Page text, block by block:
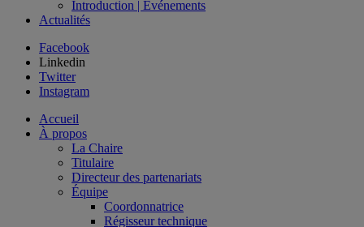
Introduction | Événements
Actualités
Facebook
Linkedin
Twitter
Instagram
Accueil
À propos
La Chaire
Titulaire
Directeur des partenariats
Équipe
Coordonnatrice
Régisseur technique